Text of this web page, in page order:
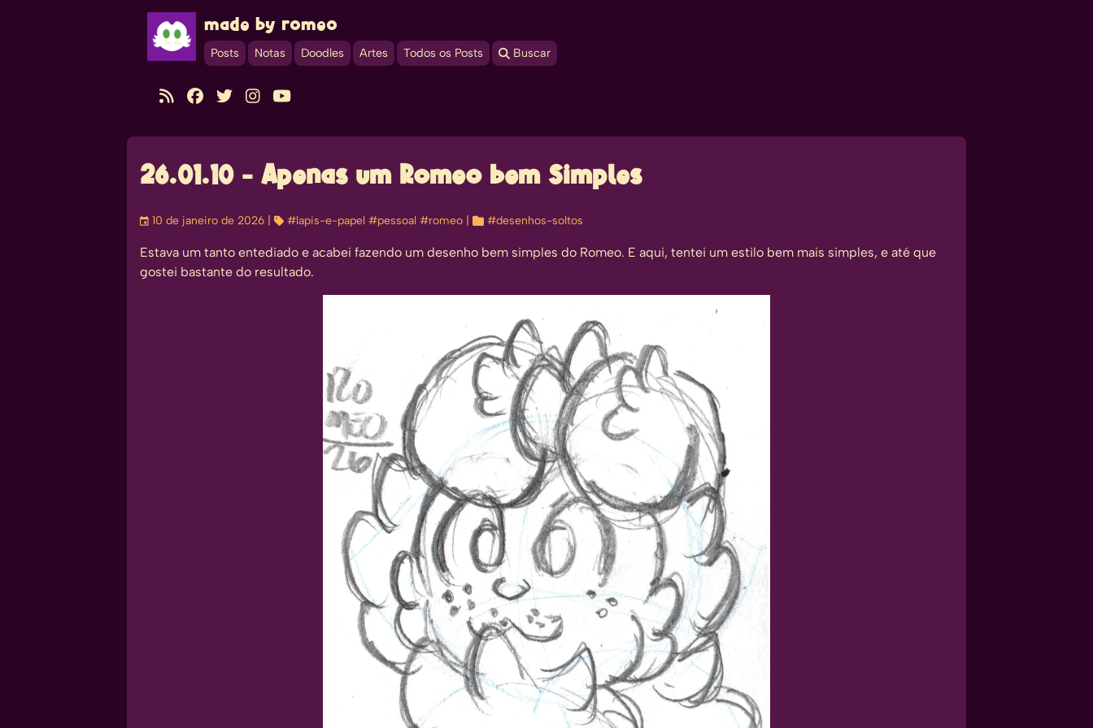
made by romeo
Posts Notas Doodles Artes Todos os Posts  Buscar
    
26.01.10 - Apenas um Romeo bem Simples
󰃭 10 de janeiro de 2026 |  #lapis-e-papel #pessoal #romeo |  #desenhos-soltos
Estava um tanto entediado e acabei fazendo um desenho bem simples do Romeo. E aqui, tentei um estilo bem mais simples, e até que
gostei bastante do resultado.